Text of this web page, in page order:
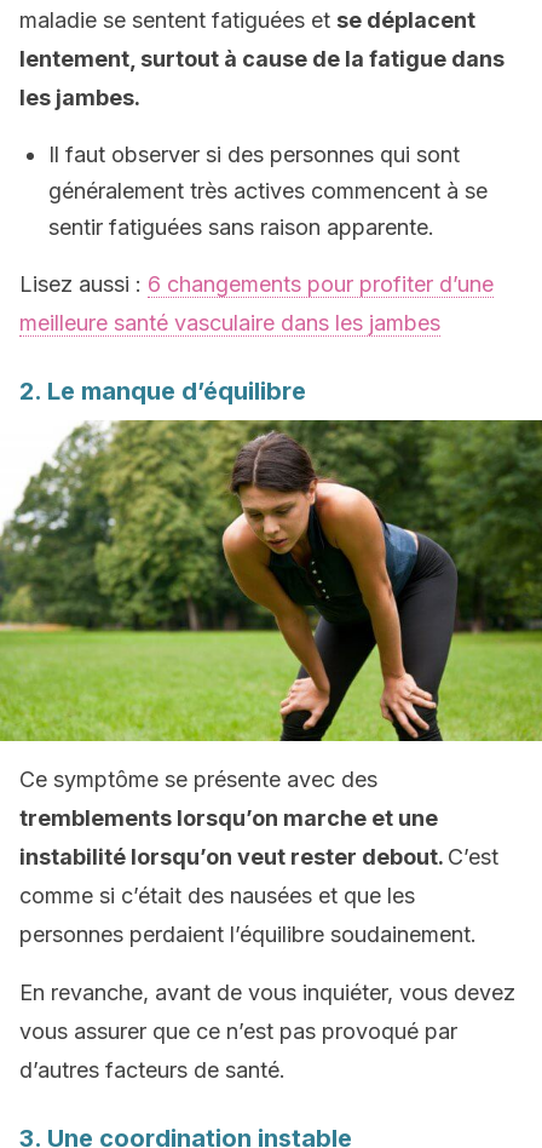
maladie se sentent fatiguées et se déplacent
lentement, surtout à cause de la fatigue dans
les jambes.
Il faut observer si des personnes qui sont
généralement très actives commencent à se
sentir fatiguées sans raison apparente.
Lisez aussi : 6 changements pour profiter d’une
meilleure santé vasculaire dans les jambes
2. Le manque d’équilibre
Ce symptôme se présente avec des
tremblements lorsqu’on marche et une
instabilité lorsqu’on veut rester debout. C’est
comme si c’était des nausées et que les
personnes perdaient l’équilibre soudainement.
En revanche, avant de vous inquiéter, vous devez
vous assurer que ce n’est pas provoqué par
d’autres facteurs de santé.
3. Une coordination instable